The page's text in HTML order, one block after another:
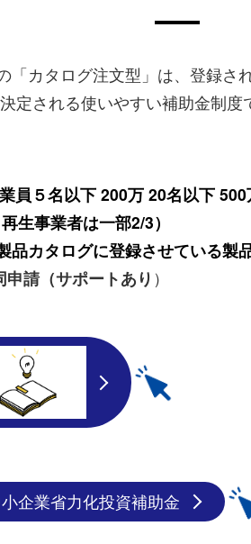
「カタログ注文型」は、登録さ
定される使いやすい補助金制度
５名以下 200万 20名以下 500
生事業者は一部2/3）
カタログに登録させている製
請（サポートあり ）
企業省力化投資補助金